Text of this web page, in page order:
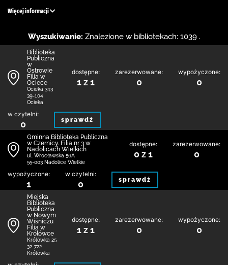
Więcej informacji
Wyszukiwanie: Znalezione w bibliotekach: 1039 .
Biblioteka
Publiczna
w
Ostrowie
Filia w
Ociece
Ocieka 343
39-104
Ocieka
dostępne:
1 z 1
zarezerwowane:
0
wypożyczone:
0
w czytelni:
0 sprawdź
Gminna Biblioteka Publiczna
w Czernicy. Filia nr 3 w
Nadolicach Wielkich
ul. Wrocławska 56A
55-003 Nadolice Wielkie
dostępne:
0 z 1
zarezerwowane:
0
wypożyczone:
1
w czytelni:
0 sprawdź
Miejska
Biblioteka
Publiczna
w Nowym
Wiśniczu
Filia w
Królówce
Królówka 25
32-722
Królówka
dostępne:
1 z 1
zarezerwowane:
0
wypożyczone:
0